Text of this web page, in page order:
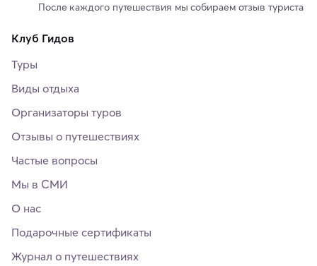
После каждого путешествия мы собираем отзыв туриста
Клуб Гидов
Туры
Виды отдыха
Организаторы туров
Отзывы о путешествиях
Частые вопросы
Мы в СМИ
О нас
Подарочные сертификаты
Журнал о путешествиях